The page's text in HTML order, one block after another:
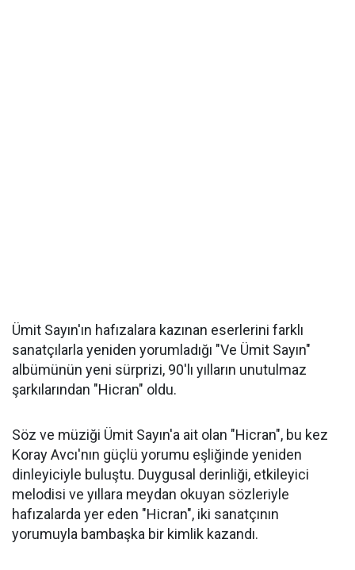
Ümit Sayın'ın hafızalara kazınan eserlerini farklı
sanatçılarla yeniden yorumladığı "Ve Ümit Sayın"
albümünün yeni sürprizi, 90'lı yılların unutulmaz
şarkılarından "Hicran" oldu.
Söz ve müziği Ümit Sayın'a ait olan "Hicran", bu kez
Koray Avcı'nın güçlü yorumu eşliğinde yeniden
dinleyiciyle buluştu. Duygusal derinliği, etkileyici
melodisi ve yıllara meydan okuyan sözleriyle
hafızalarda yer eden "Hicran", iki sanatçının
yorumuyla bambaşka bir kimlik kazandı.